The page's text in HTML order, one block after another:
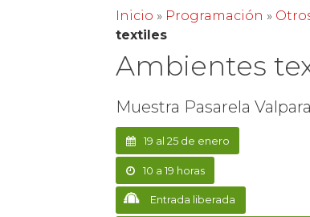
Inicio » Programación »
textiles
Ambientes
Muestra Pasarela
19 al 25 de enero
10 a 19 horas
Entrada liberada